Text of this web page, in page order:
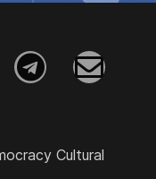
Cultural